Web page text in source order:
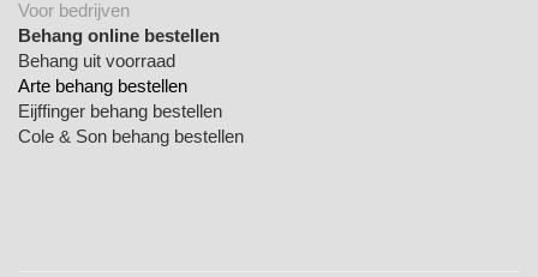
Voor bedrijven
Behang online bestellen
Behang uit voorraad
Arte behang bestellen
Eijffinger behang bestellen
Cole & Son behang bestellen